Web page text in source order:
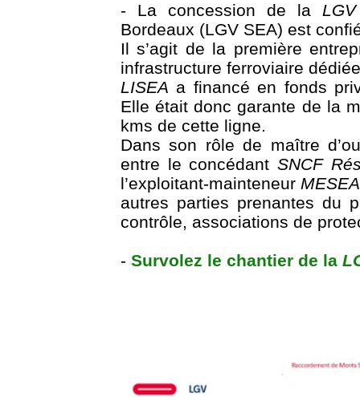
- La concession de la
Bordeaux (LGV SEA) est
Il s’agit de la première
infrastructure ferroviaire
LISEA a financé en fonds
Elle était donc garante de la
kms de cette ligne.
Dans son rôle de maître
entre le concédantSNCF
l’exploitant-mainteneur MESEA
autres parties prenantes du
contrôle, associations de
- Survolez le chantier de la